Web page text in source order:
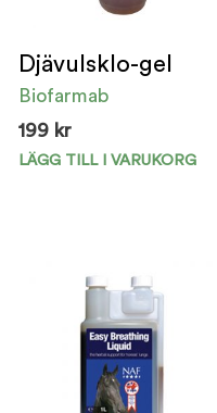
Djävulsklo-gel
Biofarmab
199 kr
LÄGG TILL I VARUKORG